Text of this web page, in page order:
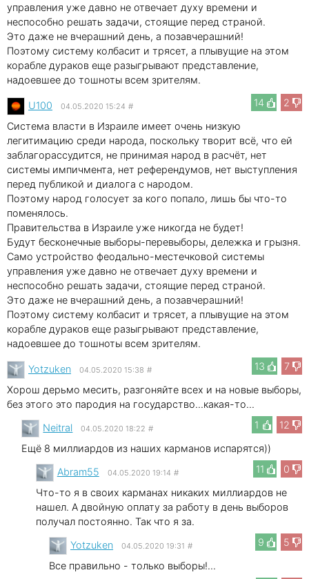
управления уже давно не отвечает духу времени и
неспособно решать задачи, стоящие перед страной.
Это даже не вчерашний день, а позавчерашний!
Поэтому систему колбасит и трясет, а плывущие на этом
корабле дураков еще разыгрывают представление,
надоевшее до тошноты всем зрителям.
14
2
U100 04.05.2020 15:24 #
Система власти в Израиле имеет очень низкую
легитимацию среди народа, поскольку творит всё, что ей
заблагорассудится, не принимая народ в расчёт, нет
системы импичмента, нет референдумов, нет выступления
перед публикой и диалога с народом.
Поэтому народ голосует за кого попало, лишь бы что-то
поменялось.
Правительства в Израиле уже никогда не будет!
Будут бесконечные выборы-перевыборы, дележка и грызня.
Само устройство феодально-местечковой системы
управления уже давно не отвечает духу времени и
неспособно решать задачи, стоящие перед страной.
Это даже не вчерашний день, а позавчерашний!
Поэтому систему колбасит и трясет, а плывущие на этом
корабле дураков еще разыгрывают представление,
надоевшее до тошноты всем зрителям.
13
7
Yotzuken 04.05.2020 15:38 #
Хорош дерьмо месить, разгоняйте всех и на новые выборы,
без этого это пародия на государство...какая-то...
1
12
Neitral 04.05.2020 18:22 #
Ещё 8 миллиардов из наших карманов испарятся))
11
0
Abram55 04.05.2020 19:14 #
Что-то я в своих карманах никаких миллиардов не
нашел. А двойную оплату за работу в день выборов
получал постоянно. Так что я за.
9
5
Yotzuken 04.05.2020 19:31 #
Все правильно - только выборы!...